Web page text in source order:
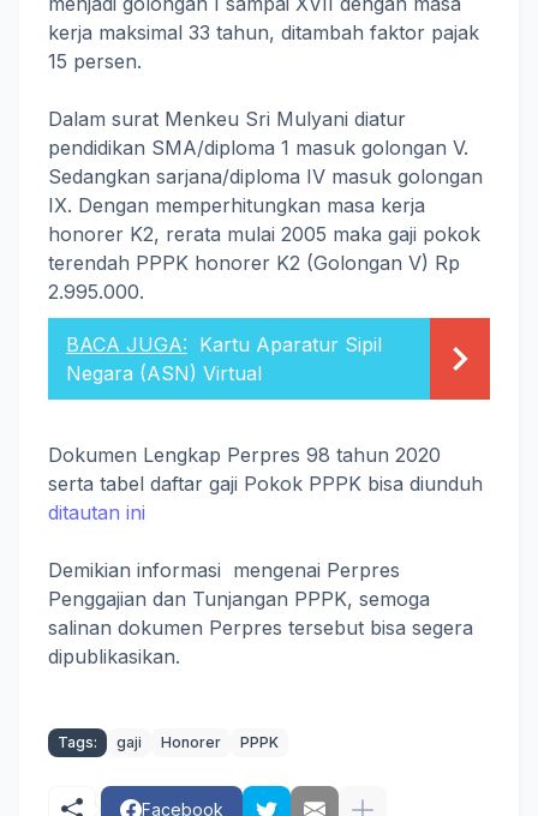
kerja maksimal 33 tahun, ditambah faktor pajak
15 persen.
Dalam surat Menkeu Sri Mulyani diatur
pendidikan SMA/diploma 1 masuk golongan V.
Sedangkan sarjana/diploma IV masuk golongan
IX. Dengan memperhitungkan masa kerja
honorer K2, rerata mulai 2005 maka gaji pokok
terendah PPPK honorer K2 (Golongan V) Rp
2.995.000.
BACA JUGA: Kartu Aparatur Sipil
Negara (ASN) Virtual
Dokumen Lengkap Perpres 98 tahun 2020
serta tabel daftar gaji Pokok PPPK bisa diunduh
ditautan ini
Demikian informasi mengenai Perpres
Penggajian dan Tunjangan PPPK, semoga
salinan dokumen Perpres tersebut bisa segera
dipublikasikan.
Tags: gaji Honorer PPPK
Facebook